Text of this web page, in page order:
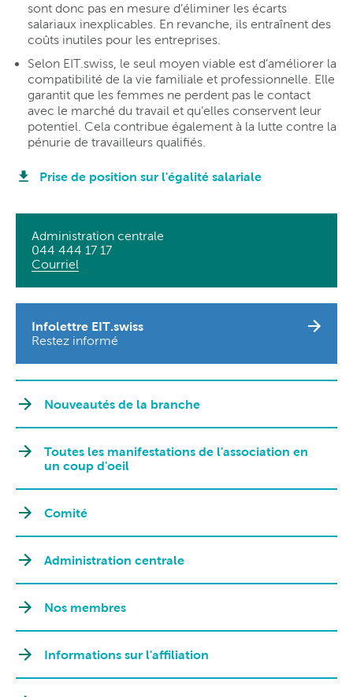
sont donc pas en mesure d’éliminer les écarts
salariaux inexplicables. En revanche, ils entraînent des
coûts inutiles pour les entreprises.
Selon EIT.swiss, le seul moyen viable est d’améliorer la
compatibilité de la vie familiale et professionnelle. Elle
garantit que les femmes ne perdent pas le contact
avec le marché du travail et qu’elles conservent leur
potentiel. Cela contribue également à la lutte contre la
pénurie de travailleurs qualifiés.
Prise de position sur l'égalité salariale
Administration centrale
044 444 17 17
Courriel
Infolettre EIT.swiss
Restez informé
Nouveautés de la branche
Toutes les manifestations de l'association en
un coup d'oeil
Comité
Administration centrale
Nos membres
Informations sur l'affiliation